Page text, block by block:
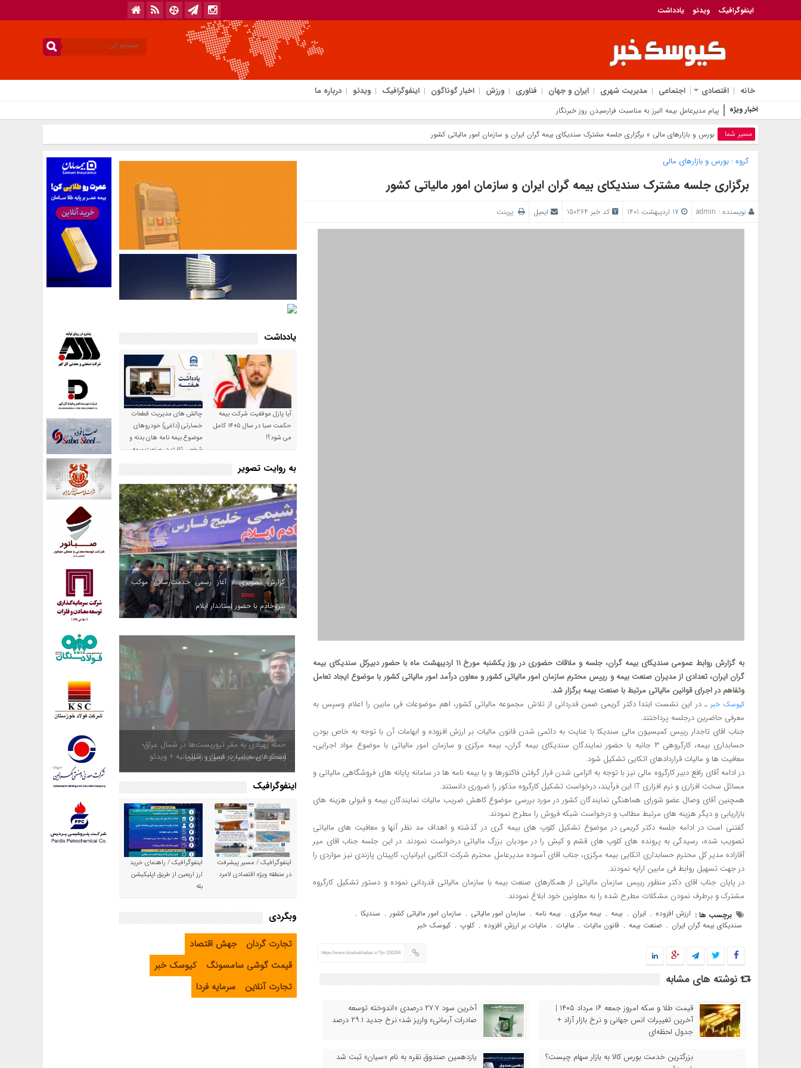
اینفوگرافیک ویدئو یادداشت
خانه اقتصادی اجتماعی مدیریت شهری ایران و جهان فناوری ورزش اخبار گوناگون اینفوگرافیک ویدئو درباره ما
اخبار ویژه پیام مدیرعامل بیمه البرز به مناسبت فرارسیدن روز خبرنگار
مسیر شما بورس و بازار‌های مالی » برگزاری جلسه مشترک سندیکای بیمه گران ایران و سازمان امور مالیاتی کشور
گروه :بورس و بازار‌های مالی
برگزاری جلسه مشترک سندیکای بیمه گران ایران و سازمان امور مالیاتی کشور
نویسنده : admin کد خبر 150264 ایمیل پرینت
به گزارش روابط عمومی سندیکای بیمه گران، جلسه و ملاقات حضوری در روز یکشنبه مورخ ۱۱ اردیبهشت ماه با حضور دبیرکل سندیکای بیمه
گران ایران، تعدادی از مدیران صنعت بیمه و رییس محترم سازمان امور مالیاتی کشور و معاون درآمد امور مالیاتی کشور با موضوع ایجاد تعامل
وتفاهم در اجرای قوانین مالیاتی مرتبط با صنعت بیمه برگزار شد.
کیوسک خبر ـ در این نشست ابتدا دکتر کریمی ضمن قدردانی از تلاش مجموعه مالیاتی کشور، اهم موضوعات فی مابین را اعلام وسپس به
معرفی حاضرین درجلسه پرداختند.
جناب اقای تاجدار رییس کمیسیون مالی سندیکا با عنایت به دائمی شدن قانون مالیات بر ارزش افزوده و ابهامات آن با توجه به خاص بودن
حسابداری بیمه، کارگروهی ۳ جانبه با حضور نمایندگان سندیکای بیمه گران، بیمه مرکزی و سازمان امور مالیاتی با موضوع مواد اجرایی،
معافیت ها و مالیات قراردادهای اتکایی تشکیل شود.
در ادامه آقای رافع دبیر کارگروه مالی نیز با توجه به الزامی شدن قرار گرفتن فاکتورها و یا بیمه نامه ها در سامانه پایانه های فروشگاهی مالیاتی و
مسائل سخت افزاری و نرم افزاری IT این فرآیند، درخواست تشکیل کارگروه مذکور را ضروری دانستند.
همچنین آقای وصال عضو شورای هماهنگی نمایندگان کشور در مورد بررسی موضوع کاهش ضریب مالیات نمایندگان بیمه و قبولی هزینه های
بازاریابی و دیگر هزینه های مرتبط مطالب و درخواست شبکه فروش را مطرح نمودند.
گفتنی است در ادامه جلسه دکتر کریمی در موضوع تشکیل کلوپ های بیمه گری در گذشته و اهداف مد نظر آنها و معافیت های مالیاتی
تصویب شده، رسیدگی به پرونده های کلوپ های قشم و ‌کیش را در مودیان بزرگ مالیاتی درخواست نمودند. در این جلسه جناب اقای میر
آقازاده مدیر کل محترم حسابداری اتکایی بیمه مرکزی، جناب اقای آسوده مدیرعامل محترم شرکت اتکایی ایرانیان، کاپیتان پازندی نیز مواردی را
در جهت تسهیل روابط فی مابین ارایه نمودند.
در پایان جناب اقای دکتر منظور رییس سازمان مالیاتی از همکارهای صنعت بیمه با سازمان مالیاتی قدردانی نموده و دستور تشکیل کارگروه
مشترک و برطرف نمودن مشکلات مطرح شده را به معاونین خود ابلاغ نمودند.
برچسب ها : ارزش افزوده , ایران , بیمه , بیمه مرکزی , بیمه نامه , سازمان امور مالیاتی , سازمان امور مالیاتی کشور , سندیکا ,
سندیکای بیمه گران ایران , صنعت بیمه , قانون مالیات , مالیات , مالیات بر ارزش افزوده , کلوپ , کیوسک خبر
https://www.kioskekhabar.ir/?p=150264
نوشته های مشابه
قیمت طلا و سکه امروز جمعه ۱۶ مرداد ۱۴۰۵ |
آخرین تغییرات انس جهانی و نرخ بازار آزاد +
جدول لحظه‌ای
آخرین سود ۲۷.۷ درصدی «اندوخته توسعه
صادرات آرمانی» واریز شد؛ نرخ جدید ۲۹.۱ درصد
بزرگترین خدمت بورس کالا به بازار سهام چیست؟
یازدهمین صندوق نقره به نام «سیان» ثبت شد
یادداشت
آیا پازل موفقیت شرکت بیمه
حکمت صبا در سال ۱۴۰۵ کامل
می شود؟!
چالش های مدیریت قطعات
خسارتی (داغی) خودروهای
موضوع بیمه نامه های بدنه و
شخص ثالث در صنعت بیمه
به روایت تصویر
گزارش تصویری / آغاز رسمی خدمت‌رسانی موکب
پتروخادم با حضور استاندار ایلام
حمله پهپادی به مقر تروریست‌ها در شمال عراق؛
انفجارهای مهیب در اربیل و سلیمانیه + ویدئو
اینفوگرافیک
اینفوگرافیک / مسیر پیشرفت
در منطقه ویژه اقتصادی لامرد
اینفوگرافیک / راهنمای خرید
ارز اربعین از طریق اپلیکیشن
بله
وبگردی
تجارت گردان
جهش اقتصاد
قیمت گوشی سامسونگ
کیوسک خبر
تجارت آنلاین
سرمایه فردا